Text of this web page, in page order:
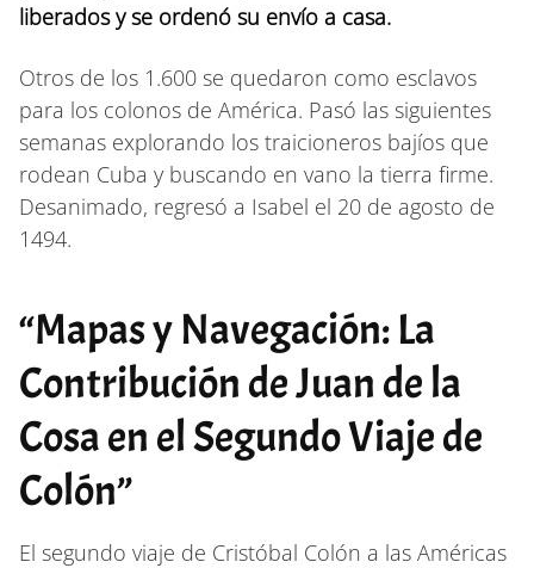
liberados y se ordenó su envío a casa.
Otros de los 1.600 se quedaron como esclavos
para los colonos de América. Pasó las siguientes
semanas explorando los traicioneros bajíos que
rodean Cuba y buscando en vano la tierra firme.
Desanimado, regresó a Isabel el 20 de agosto de
1494.
“Mapas y Navegación: La
Contribución de Juan de la
Cosa en el Segundo Viaje de
Colón”
El segundo viaje de Cristóbal Colón a las Américas